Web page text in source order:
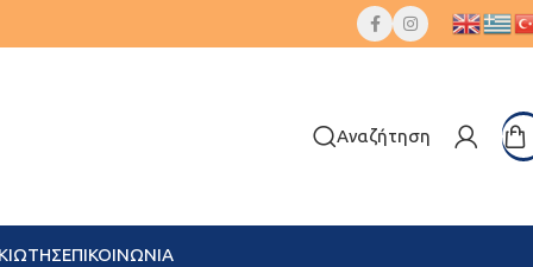
Αναζήτηση
ΕΠΙΚΟΙΝΩΝΙΑ